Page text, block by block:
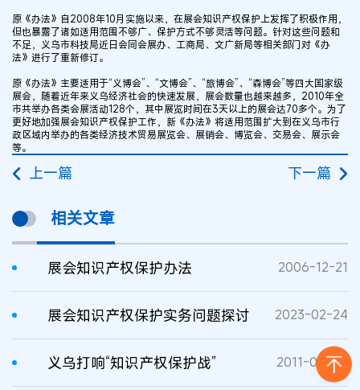
原《办法》自2008年10月实施以来，在展会知识产权保护上发挥了积极作用，
但也暴露了诸如适用范围不够广、保护方式不够灵活等问题。针对这些问题和
不足，义乌市科技局近日会同会展办、工商局、文广新局等相关部门对《办
法》进行了重新修订。
原《办法》主要适用于“义博会”、“文博会”、“旅博会”、“森博会”等四大国家级
展会，随着近年来义乌经济社会的快速发展，展会数量也越来越多，2010年全
市共举办各类会展活动128个，其中展览时间在3天以上的展会达70多个。为了
更好地加强展会知识产权保护工作，新《办法》将适用范围扩大到在义乌市行
政区域内举办的各类经济技术贸易展览会、展销会、博览会、交易会、展示会
等。
上一篇 下一篇
相关文章
展会知识产权保护办法 2006-12-21
展会知识产权保护实务问题探讨 2023-02-24
义乌打响“知识产权保护战” 2011-09-05